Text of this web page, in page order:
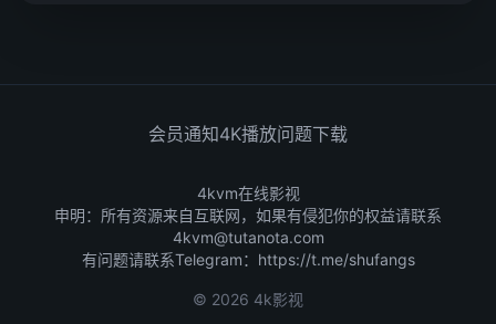
会员通知4K播放问题下载
4kvm在线影视
申明：所有资源来自互联网，如果有侵犯你的权益请联系
4kvm@tutanota.com
有问题请联系Telegram： https://t.me/shufangs
© 2026 4k影视